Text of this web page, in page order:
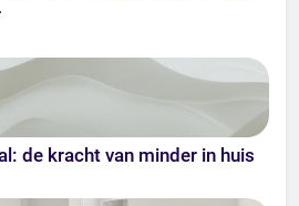
de kracht van minder in huis